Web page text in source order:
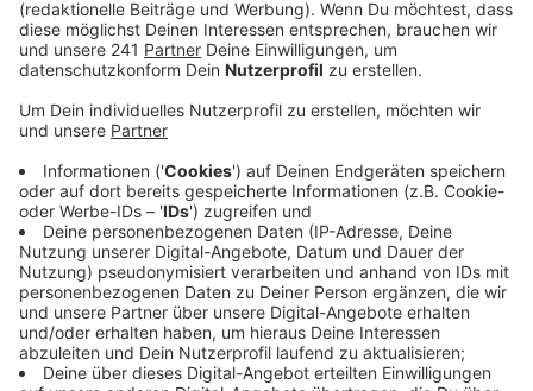
Anzeige
Samstag Nachmittag findet das erste von fünf
Spielen in Köln statt. Die Partie Ungarn gegen die
Schweiz stuft die Kölner Polizei als Spiel der Stufe
grün mit geringem Risiko ein. Die weiteren Kölner
Vorrundenspiele Schottland - Schweiz, Belgien -
Rumänien und England - Slowenien haben die Stufe
gelb, ein mittleres Risiko. Entsprechend vorbereitet ist
auch die Stadt. Sie hat für bestimmte Bereiche ein
LKW-Fahrverbot und ein Drohnen-Verbot erlassen.